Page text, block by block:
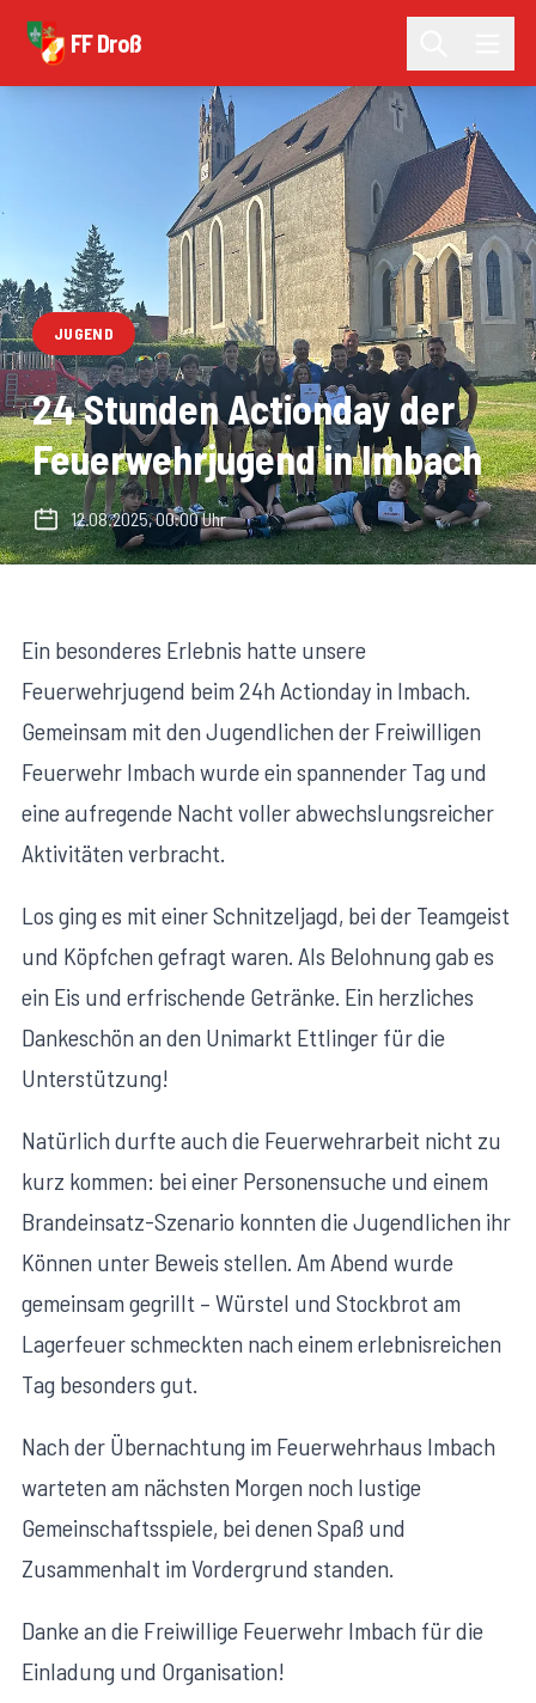
FF Droß
JUGEND
24 Stunden Actionday der
Feuerwehrjugend in Imbach
12.08.2025, 00:00 Uhr
Ein besonderes Erlebnis hatte unsere
Feuerwehrjugend beim 24h Actionday in Imbach.
Gemeinsam mit den Jugendlichen der Freiwilligen
Feuerwehr Imbach wurde ein spannender Tag und
eine aufregende Nacht voller abwechslungsreicher
Aktivitäten verbracht.
Los ging es mit einer Schnitzeljagd, bei der Teamgeist
und Köpfchen gefragt waren. Als Belohnung gab es
ein Eis und erfrischende Getränke. Ein herzliches
Dankeschön an den Unimarkt Ettlinger für die
Unterstützung!
Natürlich durfte auch die Feuerwehrarbeit nicht zu
kurz kommen: bei einer Personensuche und einem
Brandeinsatz-Szenario konnten die Jugendlichen ihr
Können unter Beweis stellen. Am Abend wurde
gemeinsam gegrillt – Würstel und Stockbrot am
Lagerfeuer schmeckten nach einem erlebnisreichen
Tag besonders gut.
Nach der Übernachtung im Feuerwehrhaus Imbach
warteten am nächsten Morgen noch lustige
Gemeinschaftsspiele, bei denen Spaß und
Zusammenhalt im Vordergrund standen.
Danke an die Freiwillige Feuerwehr Imbach für die
Einladung und Organisation!